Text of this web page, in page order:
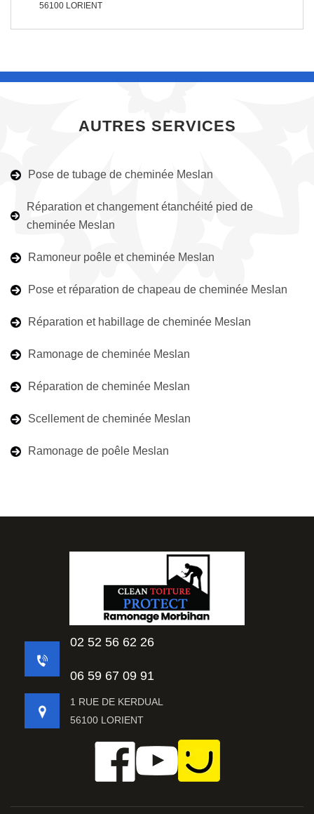
56100 LORIENT
AUTRES SERVICES
Pose de tubage de cheminée Meslan
Réparation et changement étanchéité pied de
cheminée Meslan
Ramoneur poêle et cheminée Meslan
Pose et réparation de chapeau de cheminée Meslan
Réparation et habillage de cheminée Meslan
Ramonage de cheminée Meslan
Réparation de cheminée Meslan
Scellement de cheminée Meslan
Ramonage de poêle Meslan
02 52 56 62 26
06 59 67 09 91
1 RUE DE KERDUAL
56100 LORIENT